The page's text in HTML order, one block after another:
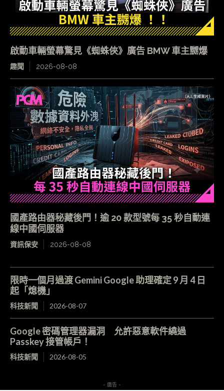
啟動車輛螢幕驚見《蜘蛛俠》廣告 BMW 車主嬲爆
趣聞 2026-08-08
國產路由器秘藏後門！逾 20 款型號每 35 秒自動連
線中國伺服器
資訊保安 2026-08-08
限時一個月過渡 Gemini Google 助理確定 9 月 4 日
起「熄機」
科技新聞 2026-08-07
Google 密碼管理器漏洞 允許惡意軟件繞過
Passkey 接管帳戶！
科技新聞 2026-08-05
- 廣告 -